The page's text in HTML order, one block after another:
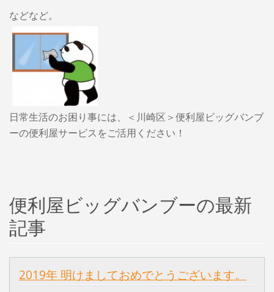
などなど。
日常生活のお困り事には、＜川崎区＞便利屋ビッグバンブ
ーの便利屋サービスをご活用ください！
便利屋ビッグバンブーの最新
記事
2019年 明けましておめでとうございます。